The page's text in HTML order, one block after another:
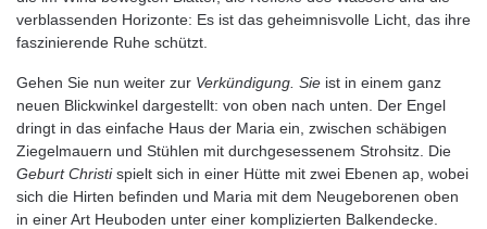
verblassenden Horizonte: Es ist das geheimnisvolle Licht, das ihre
faszinierende Ruhe schützt.
Gehen Sie nun weiter zur Verkündigung. Sie ist in einem ganz
neuen Blickwinkel dargestellt: von oben nach unten. Der Engel
dringt in das einfache Haus der Maria ein, zwischen schäbigen
Ziegelmauern und Stühlen mit durchgesessenem Strohsitz. Die
Geburt Christispielt sich in einer Hütte mit zwei Ebenen ap, wobei
sich die Hirten befinden und Maria mit dem Neugeborenen oben
in einer Art Heuboden unter einer komplizierten Balkendecke.